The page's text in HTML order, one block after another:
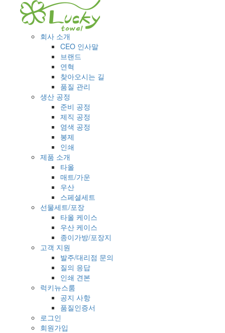
회사 소개
CEO 인사말
브랜드
연혁
찾아오시는 길
품질 관리
생산 공정
준비 공정
제직 공정
염색 공정
봉제
인쇄
제품 소개
타올
매트/가운
우산
스페셜세트
선물세트/포장
타올 케이스
우산 케이스
종이가방/포장지
고객 지원
발주/대리점 문의
질의 응답
인쇄 견본
럭키뉴스룸
공지 사항
품질인증서
로그인
회원가입